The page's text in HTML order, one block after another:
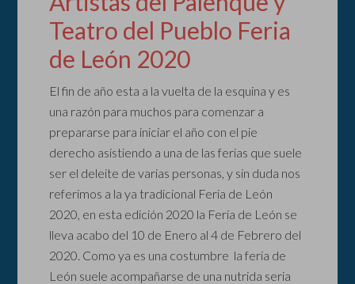
Teatro del Pueblo Feria
de León 2020
El fin de año esta a la vuelta de la esquina y es
una razón para muchos para comenzar a
prepararse para iniciar el año con el pie
derecho asistiendo a una de las ferias que suele
ser el deleite de varias personas, y sin duda nos
referimos a la ya tradicional Feria de León
2020, en esta edición 2020 la Feria de León se
lleva acabo del 10 de Enero al 4 de Febrero del
2020. Como ya es una costumbre la feria de
León suele acompañarse de una nutrida seria